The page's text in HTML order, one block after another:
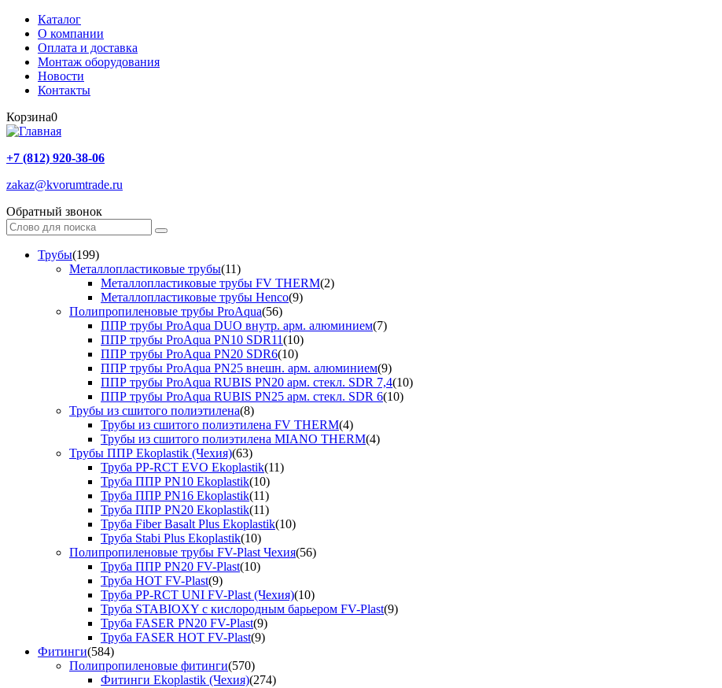
Каталог
О компании
Оплата и доставка
Монтаж оборудования
Новости
Контакты
Корзина0
+7 (812) 920-38-06
zakaz@kvorumtrade.ru
Обратный звонок
Трубы(199)
Металлопластиковые трубы(11)
Металлопластиковые трубы FV THERM(2)
Металлопластиковые трубы Henco(9)
Полипропиленовые трубы ProAqua(56)
ППР трубы ProAqua DUO внутр. арм. алюминием(7)
ППР трубы ProAqua PN10 SDR11(10)
ППР трубы ProAqua PN20 SDR6(10)
ППР трубы ProAqua PN25 внешн. арм. алюминием(9)
ППР трубы ProAqua RUBIS PN20 арм. стекл. SDR 7,4(10)
ППР трубы ProAqua RUBIS PN25 арм. стекл. SDR 6(10)
Трубы из сшитого полиэтилена(8)
Трубы из сшитого полиэтилена FV THERM(4)
Трубы из сшитого полиэтилена MIANO THERM(4)
Трубы ППР Ekoplastik (Чехия)(63)
Труба PP-RCT EVO Ekoplastik(11)
Труба ППР PN10 Ekoplastik(10)
Труба ППР PN16 Ekoplastik(11)
Труба ППР PN20 Ekoplastik(11)
Труба Fiber Basalt Plus Ekoplastik(10)
Труба Stabi Plus Ekoplastik(10)
Полипропиленовые трубы FV-Plast Чехия(56)
Труба ППР PN20 FV-Plast(10)
Труба HOT FV-Plast(9)
Труба PP-RCT UNI FV-Plast (Чехия)(10)
Труба STABIOXY с кислородным барьером FV-Plast(9)
Труба FASER PN20 FV-Plast(9)
Труба FASER HOT FV-Plast(9)
Фитинги(584)
Полипропиленовые фитинги(570)
Фитинги Ekoplastik (Чехия)(274)